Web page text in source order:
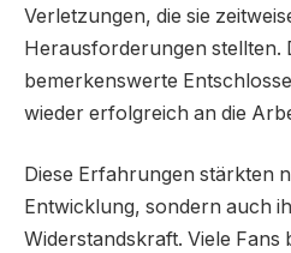
Verletzungen, die sie
Herausforderungen stellten.
bemerkenswerte
wieder erfolgreich an die
Diese Erfahrungen stärkten
Entwicklung, sondern auch
Widerstandskraft. Viele